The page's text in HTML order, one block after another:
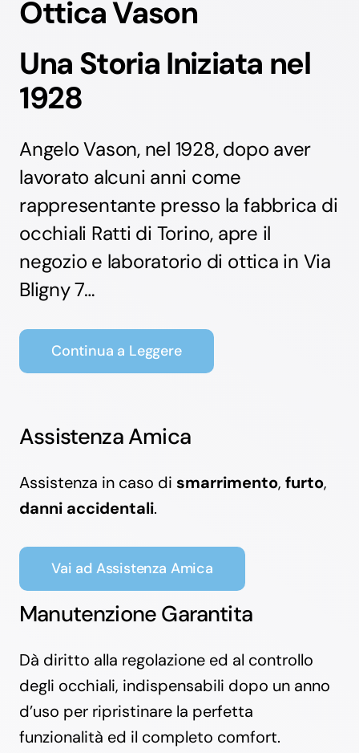
Ottica Vason
Una Storia Iniziata nel
1928
Angelo Vason, nel 1928, dopo aver
lavorato alcuni anni come
rappresentante presso la fabbrica di
occhiali Ratti di Torino, apre il
negozio e laboratorio di ottica in Via
Bligny 7…
Continua a Leggere
Assistenza Amica
Assistenza in caso di smarrimento, furto,
danni accidentali.
Vai ad Assistenza Amica
Manutenzione Garantita
Dà diritto alla regolazione ed al controllo
degli occhiali, indispensabili dopo un anno
d’uso per ripristinare la perfetta
funzionalità ed il completo comfort.